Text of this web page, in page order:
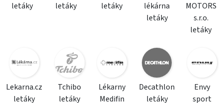
letáky
letáky
letáky
lékárna
letáky
MOTORS
s.r.o.
letáky
Lekarna.cz
letáky
Tchibo
letáky
Lékarny
Medifin
Decathlon
letáky
Envy
sport